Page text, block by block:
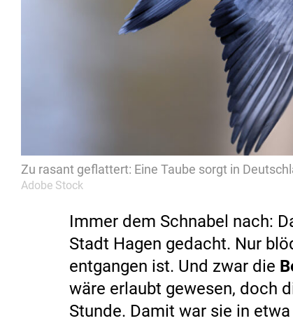
Zu rasant geflattert: Eine Taube sorgt in
Adobe Stock
Immer dem Schnabel nach:
Stadt Hagen gedacht. Nur
entgangen ist. Und zwar die
wäre erlaubt gewesen, doch
Stunde. Damit war sie in